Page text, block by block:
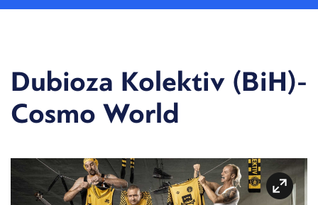
Dubioza Kolektiv (BiH)-
Cosmo World